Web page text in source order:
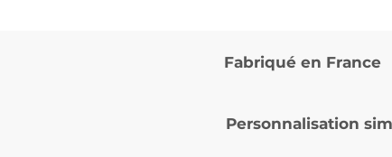
Fabriqué en France
Personnalisation